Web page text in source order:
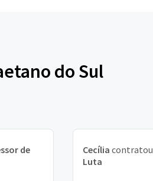
do Sul
de
Cecília contratou
Luta